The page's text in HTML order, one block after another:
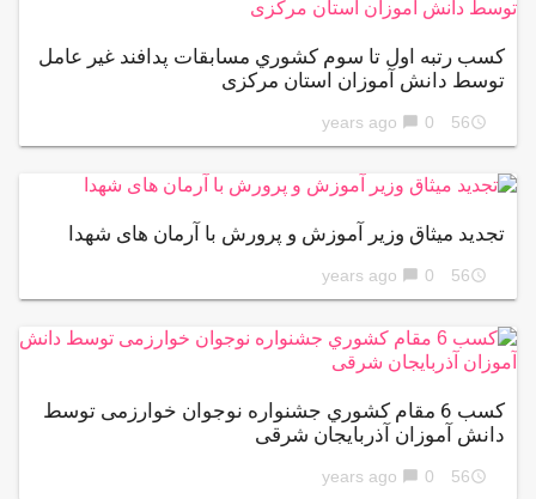
كسب رتبه اول تا سوم كشوري مسابقات پدافند غير عامل
توسط دانش آموزان استان مرکزی
access_time
56 years ago
chat_bubble 0
تجدید میثاق وزیر آموزش و پرورش با آرمان های شهدا
access_time
56 years ago
chat_bubble 0
كسب 6 مقام كشوري جشنواره نوجوان خوارزمی توسط
دانش آموزان آذربایجان شرقی
access_time
56 years ago
chat_bubble 0